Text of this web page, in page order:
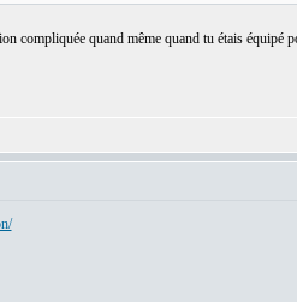
quand même quand tu étais équipé